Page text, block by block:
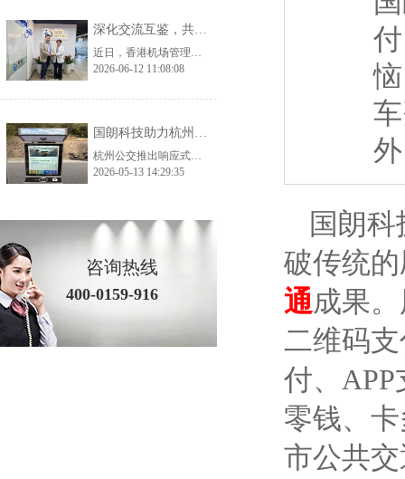
国朗
破传统
通成果
二维码
付、
零钱、
市公共
深化交流互鉴，共促品质升级｜香港机场管理局莅临国朗科技参观考察
近日，香港机场管理局考察团一行莅临国朗科技开展实地参观考察与深度交流，公司核心管理层及相关业务、技术负责人全程陪同接待。考察团先后走进公司生产加工厂、总部办公及产品展示中心，全方位、多角度调研公司生产实力、品控体系与核心产品体系，为双方后续深化交流、探索合作契机奠定了坚实基础。 考察首站，香港机场管理局考察团深入国朗科技加工厂生产一线，实地走访生产车间、工艺加工区、品质检测区等核心区域。在参观过
2026-06-12 11:08:08
国朗科技助力杭州预约公交——打造城市智慧出行新范式
杭州公交推出响应式智慧出行方案，通过AI调度和分时运营解决运力不足与空驶问题，实现高效、便捷、全龄友好的城市出行。
2026-05-13 14:29:35
咨询热线
400-0159-916